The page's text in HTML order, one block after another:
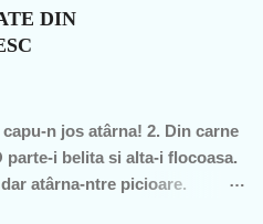
sale- asa cum rezultă
Recunosc acum că din
am fost mereu în
ieşit cei pe care i-am votat-
DIN
n jos atârna! 2. Din carne
parte-i belita si alta-i flocoasa.
atârna-ntre picioare.